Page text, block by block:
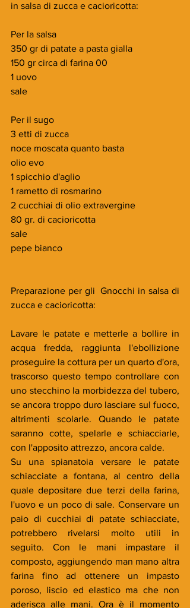
in salsa di zucca e cacioricotta:
Per la salsa
350 gr di patate a pasta gialla
150 gr circa di farina 00
1 uovo
sale
Per il sugo
3 etti di zucca
noce moscata quanto basta
olio evo
1 spicchio d'aglio
1 rametto di rosmarino
2 cucchiai di olio extravergine
80 gr. di cacioricotta
sale
pepe bianco
Preparazione per gli  Gnocchi in salsa di
zucca e cacioricotta:
Lavare le patate e metterle a bollire in
acqua fredda, raggiunta l'ebollizione
proseguire la cottura per un quarto d'ora,
trascorso questo tempo controllare con
uno stecchino la morbidezza del tubero,
se ancora troppo duro lasciare sul fuoco,
altrimenti scolarle. Quando le patate
saranno cotte, spelarle e schiacciarle,
con l'apposito attrezzo, ancora calde.
Su una spianatoia versare le patate
schiacciate a fontana, al centro della
quale depositare due terzi della farina,
l'uovo e un poco di sale. Conservare un
paio di cucchiai di patate schiacciate,
potrebbero rivelarsi molto utili in
seguito. Con le mani impastare il
composto, aggiungendo man mano altra
farina fino ad ottenere un impasto
poroso, liscio ed elastico ma che non
aderisca alle mani. Ora è il momento